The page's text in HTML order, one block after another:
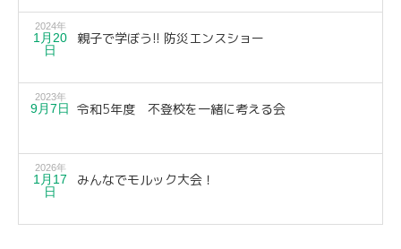
2024年
1月20
日
親子で学ぼう!! 防災エンスショー
2023年
9月7日 令和5年度 不登校を一緒に考える会
2026年
1月17
日
みんなでモルック大会！